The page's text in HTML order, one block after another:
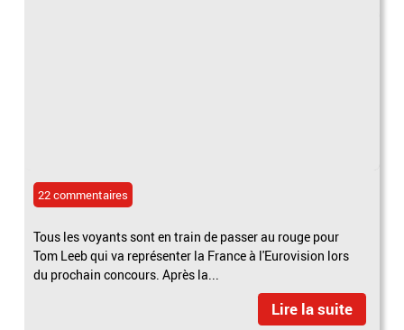
22 commentaires
Tous les voyants sont en train de passer au rouge pour
Tom Leeb qui va représenter la France à l'Eurovision lors
du prochain concours. Après la...
Lire la suite